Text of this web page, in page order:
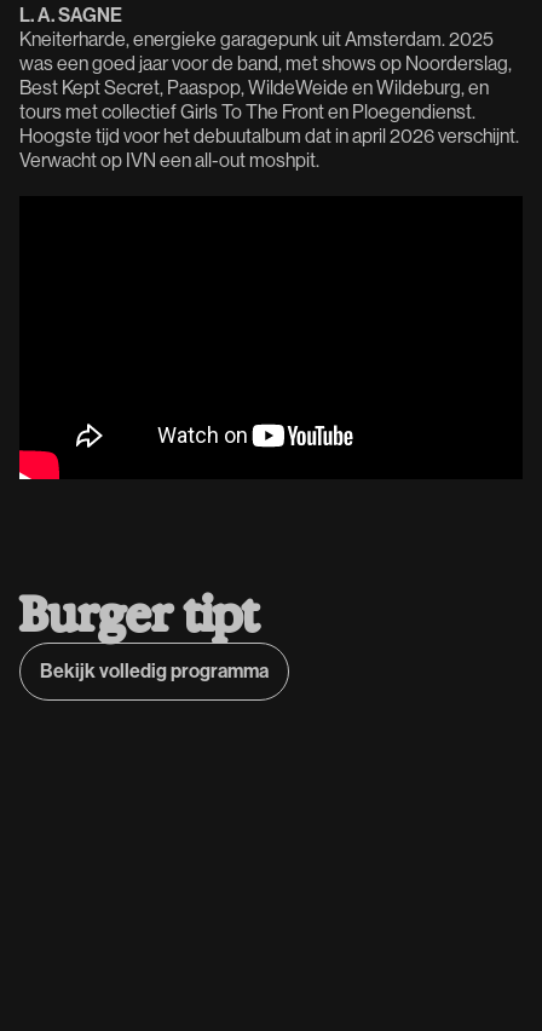
L. A. SAGNE
Kneiterharde, energieke garagepunk uit Amsterdam. 2025
was een goed jaar voor de band, met shows op Noorderslag,
Best Kept Secret, Paaspop, WildeWeide en Wildeburg, en
tours met collectief Girls To The Front en Ploegendienst.
Hoogste tijd voor het debuutalbum dat in april 2026 verschijnt.
Verwacht op IVN een all-out moshpit.
Burger tipt
Bekijk volledig programma